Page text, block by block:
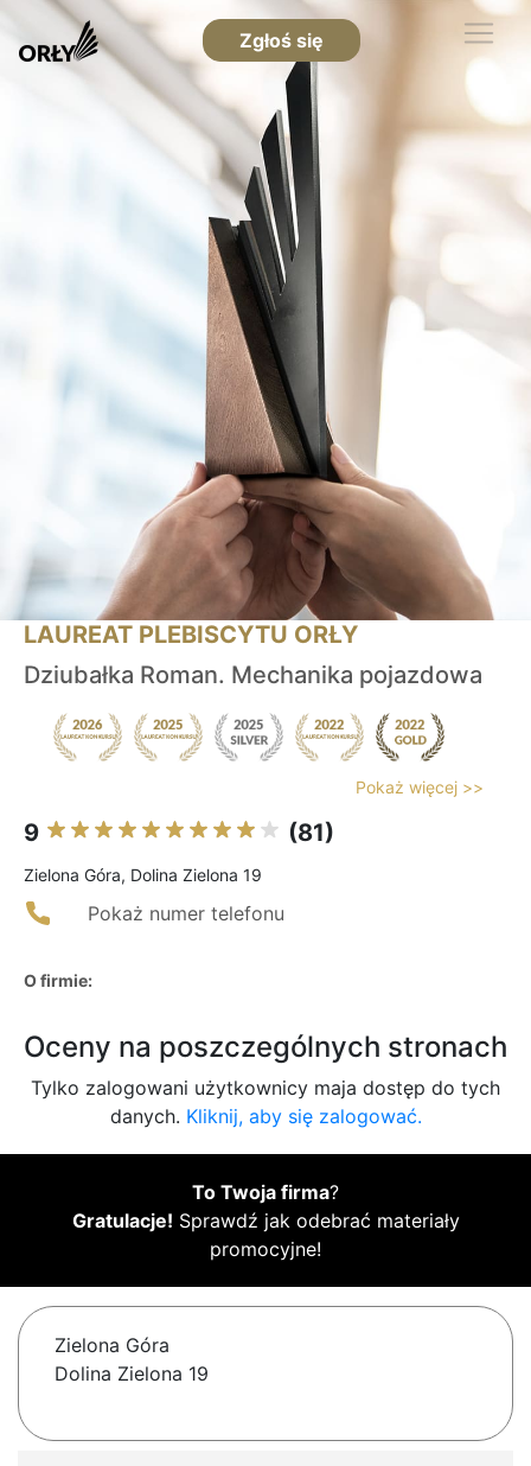
Zgłoś się
LAUREAT PLEBISCYTU ORŁY
Dziubałka Roman. Mechanika pojazdowa
Pokaż więcej >>
9 (81)
Zielona Góra, Dolina Zielona 19
Pokaż numer telefonu
O firmie:
Oceny na poszczególnych stronach
Tylko zalogowani użytkownicy maja dostęp do tych
danych. Kliknij, aby się zalogować.
To Twoja firma?
Gratulacje! Sprawdź jak odebrać materiały
promocyjne!
Zielona Góra
Dolina Zielona 19